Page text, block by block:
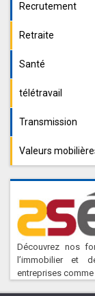
Recrutement
Retraite
Santé
télétravail
Transmission
Valeurs
Découvrez nos
l’immobilier et
entreprises